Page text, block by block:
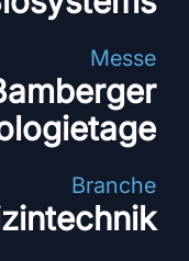
Messe
Branche